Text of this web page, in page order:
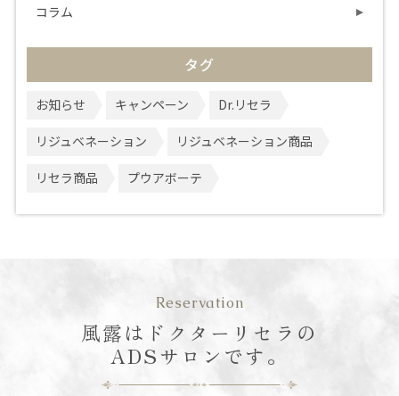
コラム
タグ
お知らせ キャンペーン Dr.リセラ
リジュベネーション リジュベネーション商品
リセラ商品 プウアボーテ
Reservation
風露はドクターリセラの
ADSサロンです。